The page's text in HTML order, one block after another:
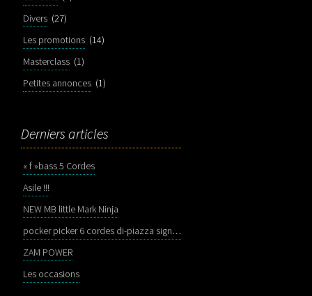
Divers (27)
Les promotions (14)
Masterclass (1)
Petites annonces (1)
Derniers articles
« f »bass 5 Cordes
Asile !!!
NEW MB little Mark Ninja
pocker picker 6 cordes di-piazza signature
ZAM POWER
Les occasions